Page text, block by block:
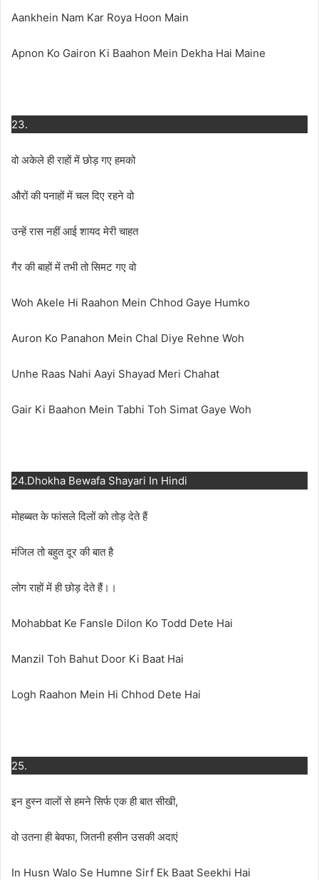
Aankhein Nam Kar Roya Hoon Main
Apnon Ko Gairon Ki Baahon Mein Dekha Hai Maine
23.
वो अकेले ही राहों में छोड़ गए हमको
औरों की पनाहों में चल दिए रहने वो
उन्हें रास नहीं आई शायद मेरी चाहत
गैर की बाहों में तभी तो सिमट गए वो
Woh Akele Hi Raahon Mein Chhod Gaye Humko
Auron Ko Panahon Mein Chal Diye Rehne Woh
Unhe Raas Nahi Aayi Shayad Meri Chahat
Gair Ki Baahon Mein Tabhi Toh Simat Gaye Woh
24.Dhokha Bewafa Shayari In Hindi
मोहब्बत के फांसले दिलों को तोड़ देते हैं
मंजिल तो बहुत दूर की बात है
लोग राहों में ही छोड़ देते हैं।।
Mohabbat Ke Fansle Dilon Ko Todd Dete Hai
Manzil Toh Bahut Door Ki Baat Hai
Logh Raahon Mein Hi Chhod Dete Hai
25.
इन हुस्न वालों से हमने सिर्फ एक ही बात सीखी​​,
वो उतना ही बेवफा, जितनी हसीन उसकी अदाएं
In Husn Walo Se Humne Sirf Ek Baat Seekhi Hai